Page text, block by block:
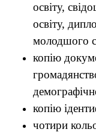
освіту,
освіту,
молодшого
копію
копію
чотири